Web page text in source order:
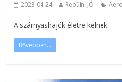
2023-04-24 Repülni JÓ
A szárnyashajók életre kelnek.
Bővebben...